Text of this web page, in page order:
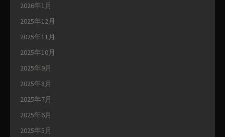
2026年1月
2025年12月
2025年11月
2025年10月
2025年9月
2025年8月
2025年7月
2025年6月
2025年5月